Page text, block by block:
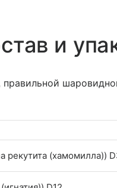
и
правильной
рекутита (хамомилла))